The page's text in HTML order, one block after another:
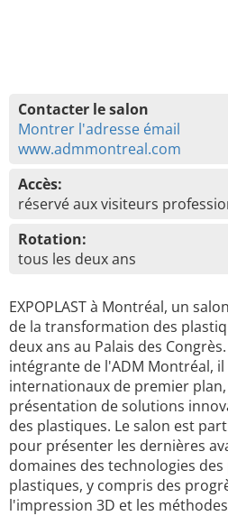
Contacter le salon
Montrer l'adresse émail
www.admmontreal.com
Accès:
réservé aux visiteurs
Rotation:
tous les deux ans
EXPOPLAST à Montréal, un
de la transformation des
deux ans au Palais des
intégrante de l'ADM Montréal,
internationaux de premier plan,
présentation de solutions
des plastiques. Le salon est
pour présenter les dernières
domaines des technologies
plastiques, y compris des
l'impression 3D et les